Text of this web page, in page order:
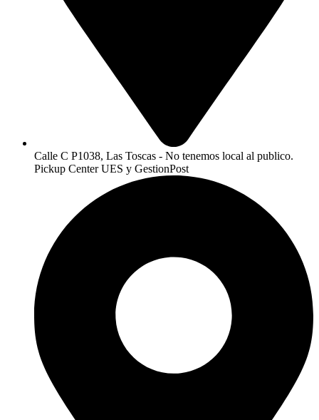
Calle C P1038, Las Toscas - No tenemos local al publico.
Pickup Center UES y GestionPost